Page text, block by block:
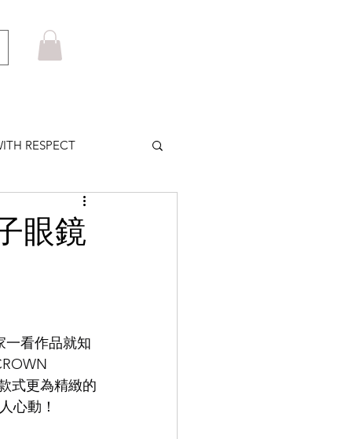
RESPECT
BROWNE
LEOWL IN EYE
眼鏡
一看作品就知
式更為精緻的
心動！